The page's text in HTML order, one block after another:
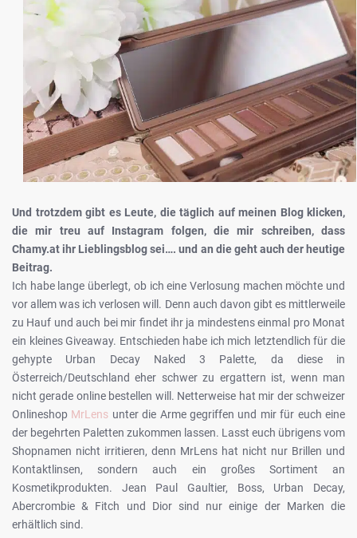
Und trotzdem gibt es Leute, die täglich auf meinen Blog klicken,
die mir treu auf Instagram folgen, die mir schreiben, dass
Chamy.at ihr Lieblingsblog sei…. und an die geht auch der heutige
Beitrag.
Ich habe lange überlegt, ob ich eine Verlosung machen möchte und
vor allem was ich verlosen will. Denn auch davon gibt es mittlerweile
zu Hauf und auch bei mir findet ihr ja mindestens einmal pro Monat
ein kleines Giveaway. Entschieden habe ich mich letztendlich für die
gehypte Urban Decay Naked 3 Palette, da diese in
Österreich/Deutschland eher schwer zu ergattern ist, wenn man
nicht gerade online bestellen will. Netterweise hat mir der schweizer
Onlineshop MrLens unter die Arme gegriffen und mir für euch eine
der begehrten Paletten zukommen lassen. Lasst euch übrigens vom
Shopnamen nicht irritieren, denn MrLens hat nicht nur Brillen und
Kontaktlinsen, sondern auch ein großes Sortiment an
Kosmetikprodukten. Jean Paul Gaultier, Boss, Urban Decay,
Abercrombie & Fitch und Dior sind nur einige der Marken die
erhältlich sind.